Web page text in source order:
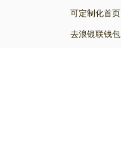
可定制化首页
去浪银联钱包